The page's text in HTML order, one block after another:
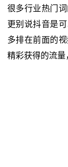
很多行业热门
更别说抖音是
多排在前面的
精彩获得的流量